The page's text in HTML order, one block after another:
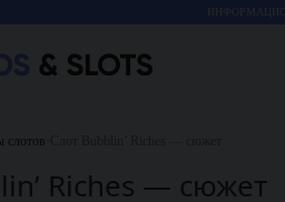
Riches — сюжет